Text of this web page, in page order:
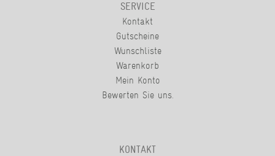
SERVICE
Kontakt
Gutscheine
Wunschliste
Warenkorb
Mein Konto
Bewerten Sie uns.
KONTAKT